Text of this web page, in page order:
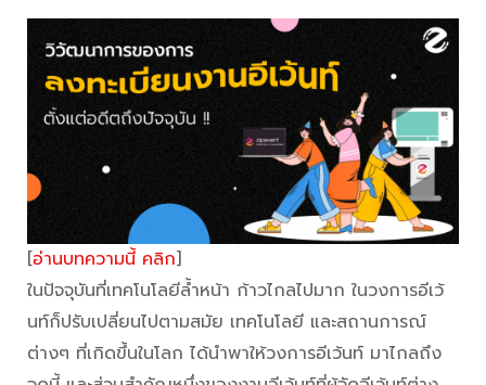
[อ่านบทความนี้ คลิก]
ในปัจจุบันที่เทคโนโลยีล้ำหน้า ก้าวไกลไปมาก ในวงการอีเว้
นท์ก็ปรับเปลี่ยนไปตามสมัย เทคโนโลยี และสถานการณ์
ต่างๆ ที่เกิดขึ้นในโลก ได้นำพาให้วงการอีเว้นท์ มาไกลถึง